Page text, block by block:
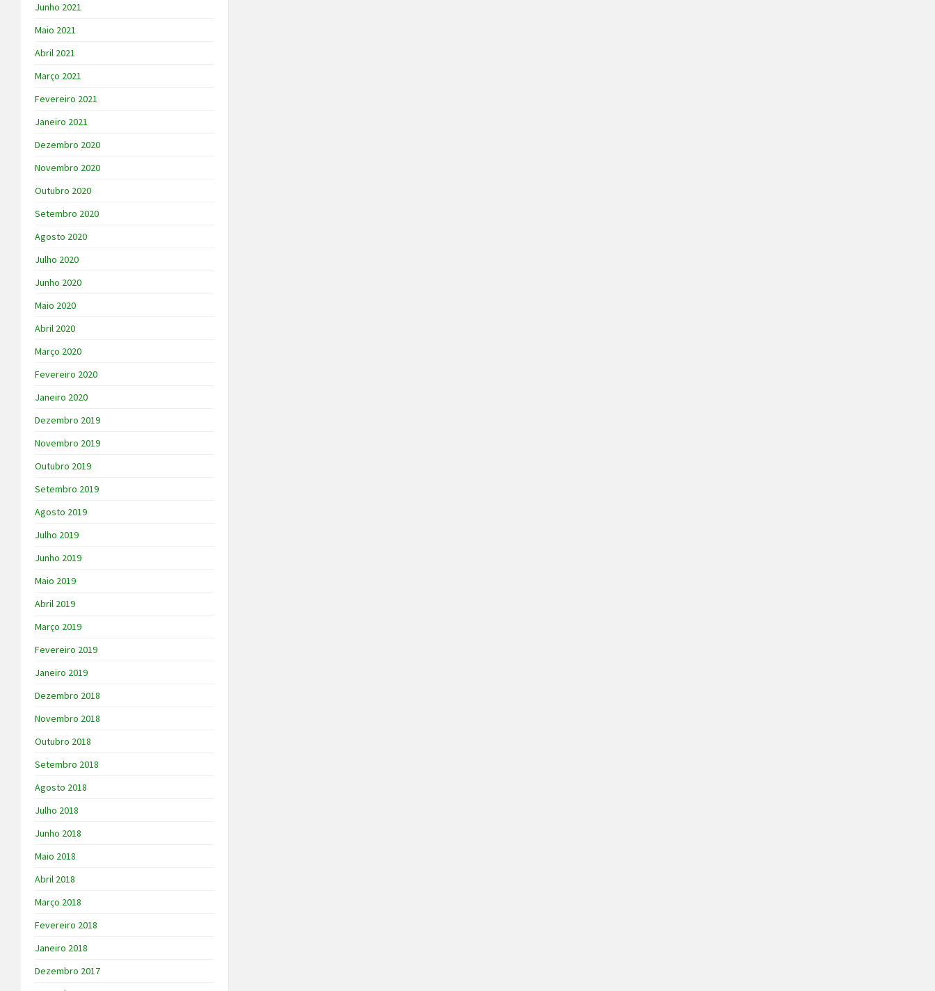
Junho 2021
Maio 2021
Abril 2021
Março 2021
Fevereiro 2021
Janeiro 2021
Dezembro 2020
Novembro 2020
Outubro 2020
Setembro 2020
Agosto 2020
Julho 2020
Junho 2020
Maio 2020
Abril 2020
Março 2020
Fevereiro 2020
Janeiro 2020
Dezembro 2019
Novembro 2019
Outubro 2019
Setembro 2019
Agosto 2019
Julho 2019
Junho 2019
Maio 2019
Abril 2019
Março 2019
Fevereiro 2019
Janeiro 2019
Dezembro 2018
Novembro 2018
Outubro 2018
Setembro 2018
Agosto 2018
Julho 2018
Junho 2018
Maio 2018
Abril 2018
Março 2018
Fevereiro 2018
Janeiro 2018
Dezembro 2017